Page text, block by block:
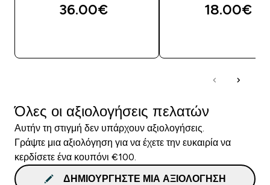
36.00€‎ 18.00€‎
Όλες οι αξιολογήσεις πελατών
Αυτήν τη στιγμή δεν υπάρχουν αξιολογήσεις.
Γράψτε μια αξιολόγηση για να έχετε την ευκαιρία να
κερδίσετε ένα κουπόνι €100.
ΔΗΜΙΟΥΡΓΉΣΤΕ ΜΙΑ ΑΞΙΟΛΌΓΗΣΗ